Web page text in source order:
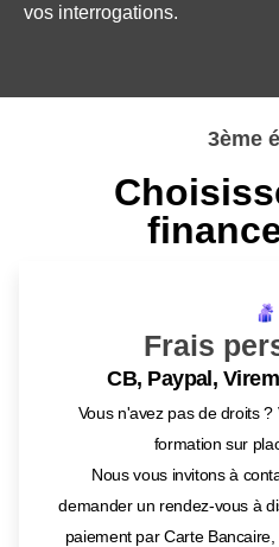
vos interrogations.
3ème
Frais
CB, Paypal,
Vous n'avez pas de droits
formation sur
Nous vous invitons à
demander un rendez-vous à
paiement par Carte